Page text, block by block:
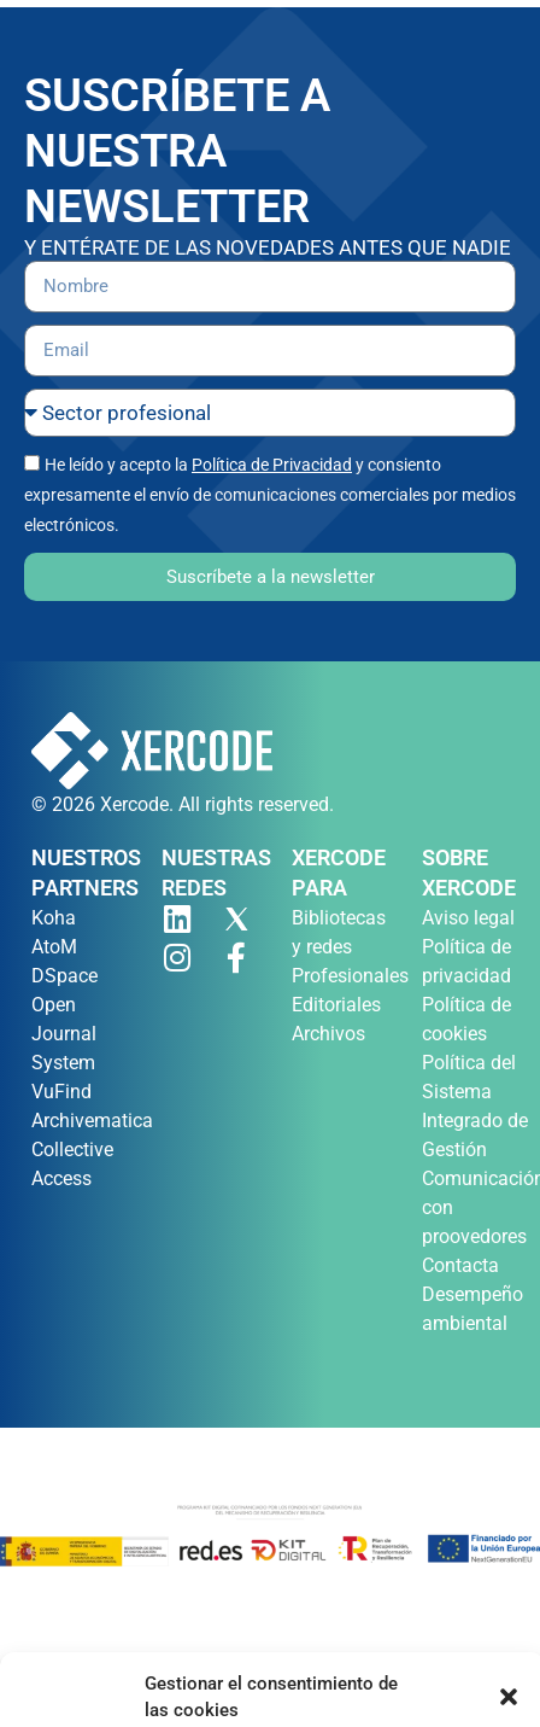
Gestionar el consentimiento de
las cookies
SUSCRÍBETE A
NUESTRA
NEWSLETTER
Y ENTÉRATE DE LAS NOVEDADES ANTES QUE NADIE
He leído y acepto la Política de Privacidad y consiento
expresamente el envío de comunicaciones comerciales por medios
electrónicos.
Suscríbete a la newsletter
© 2026 Xercode. All rights reserved.
NUESTROS
PARTNERS
Koha
AtoM
DSpace
Open
Journal
System
VuFind
Archivematica
Collective
Access
NUESTRAS
REDES
XERCODE
PARA
Bibliotecas
y redes
Profesionales
Editoriales
Archivos
SOBRE
XERCODE
Aviso legal
Política de
privacidad
Política de
cookies
Política del
Sistema
Integrado de
Gestión
con
proovedores
Contacta
Desempeño
ambiental